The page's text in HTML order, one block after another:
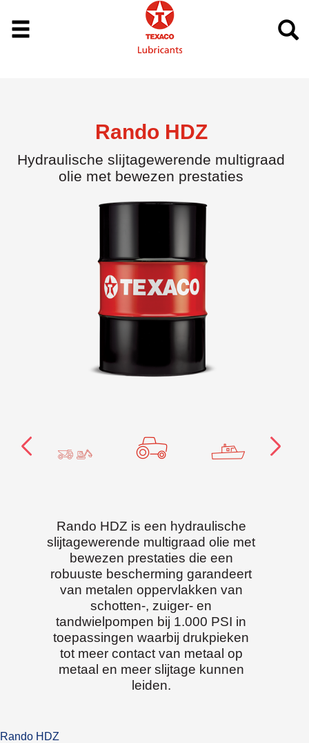
Rando HDZ
Hydraulische slijtagewerende multigraad
olie met bewezen prestaties
Rando HDZ is een hydraulische
slijtagewerende multigraad olie met
bewezen prestaties die een
robuuste bescherming garandeert
van metalen oppervlakken van
schotten-, zuiger- en
tandwielpompen bij 1.000 PSI in
toepassingen waarbij drukpieken
tot meer contact van metaal op
metaal en meer slijtage kunnen
leiden.
Rando HDZ